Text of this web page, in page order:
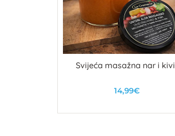
Svijeća masažna nar i kivi
14,99€
U košaricu